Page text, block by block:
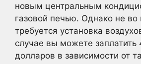
новым центральным
газовой печью. Однако не во
требуется установка
случае вы можете
долларов в зависимости от